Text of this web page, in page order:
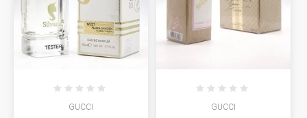
GUCCI GUCCI